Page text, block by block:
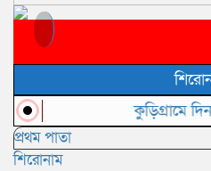
কুড়িগ্রামে
প্রথম পাতা
শিরোনাম